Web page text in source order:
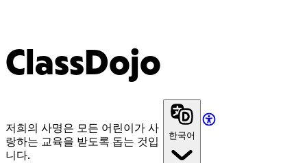
ClassDojo
저희의 사명은 모든 어린이가 사
랑하는 교육을 받도록 돕는 것입
니다.
한국어